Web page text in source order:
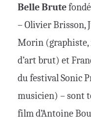
Belle Brute
– Olivier Brisson,
Morin (graphiste,
d’art brut) et
du festival Sonic
musicien) – sont
film d’Antoine